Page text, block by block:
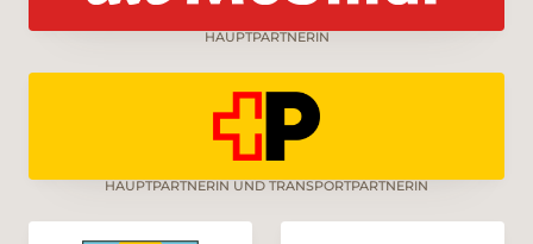
HAUPTPARTNERIN
HAUPTPARTNERIN UND TRANSPORTPARTNERIN